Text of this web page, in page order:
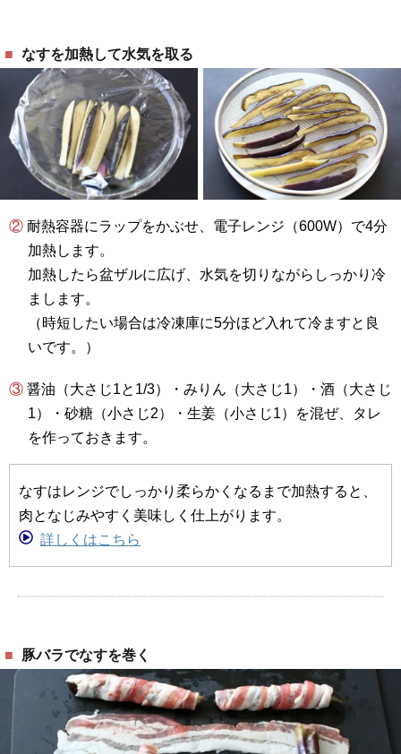
なすを加熱して水気を取る
② 耐熱容器にラップをかぶせ、電子レンジ（600W）で4分
加熱します。
加熱したら盆ザルに広げ、水気を切りながらしっかり冷
まします。
（時短したい場合は冷凍庫に5分ほど入れて冷ますと良
いです。）
③ 醤油（大さじ1と1/3）・みりん（大さじ1）・酒（大さじ
1）・砂糖（小さじ2）・生姜（小さじ1）を混ぜ、タレ
を作っておきます。
なすはレンジでしっかり柔らかくなるまで加熱すると、
肉となじみやすく美味しく仕上がります。
詳しくはこちら
豚バラでなすを巻く